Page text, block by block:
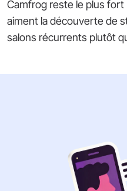
Camfrog reste le plus
aiment la découverte de
salons récurrents plutôt